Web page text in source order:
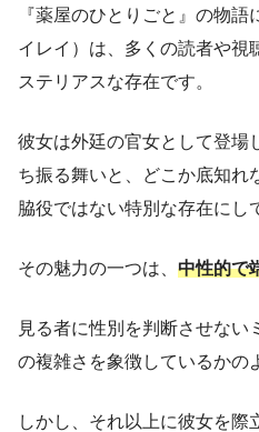
『薬屋のひとりごと』の物
イレイ）は、多くの読者や視
ステリアスな存在です。
彼女は外廷の官女として登場
ち振る舞いと、どこか底知れ
脇役ではない特別な存在にし
その魅力の一つは、 中性的で
見る者に性別を判断させな
の複雑さを象徴しているかの
しかし、それ以上に彼女を際